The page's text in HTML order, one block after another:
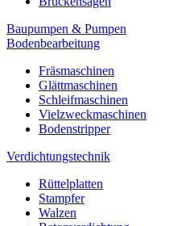
Baupumpen & Pumpen
Bodenbearbeitung
Fräsmaschinen
Glättmaschinen
Schleifmaschinen
Vielzweckmaschinen
Bodenstripper
Verdichtungstechnik
Rüttelplatten
Stampfer
Walzen